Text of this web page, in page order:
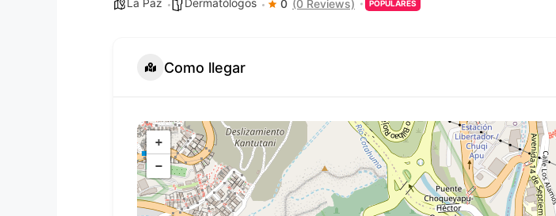
0 (0 Reviews) POPULARES
Como llegar
+
−